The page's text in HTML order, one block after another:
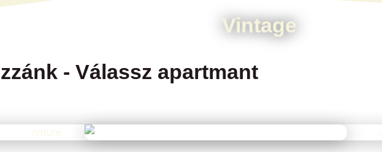
- Válassz apartmant
Vintage